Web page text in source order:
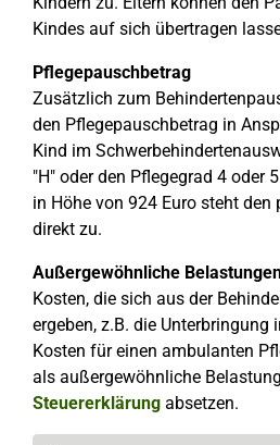
Kindes auf sich übertragen
Pflegepauschbetrag
Zusätzlich zum
den Pflegepauschbetrag in
Kind im
"H" oder den Pflegegrad 4 oder
in Höhe von 924 Euro steht den
direkt zu.
Außergewöhnliche
Kosten, die sich aus der
ergeben, z.B. die Unterbringung
Kosten für einen ambulanten
als außergewöhnliche
Steuererklärung absetzen.